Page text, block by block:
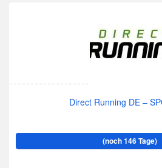
Direct Running DE –
(noch 146 Tage)